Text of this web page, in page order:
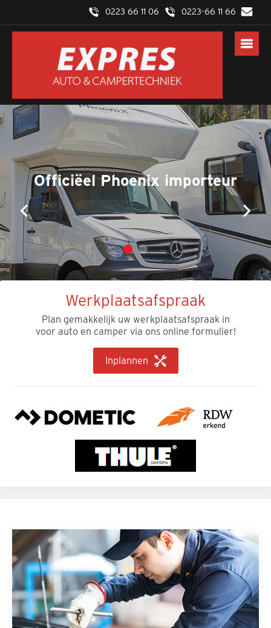
0223 66 11 06 0223-66 11 66
Officiëel Phoenix importeur
25 jaar ervaring in het onderhoud en
reparatie van auto's en campers
Werkplaatsafspraak
Plan gemakkelijk uw werkplaatsafspraak in
voor auto en camper via ons online formulier!
Inplannen